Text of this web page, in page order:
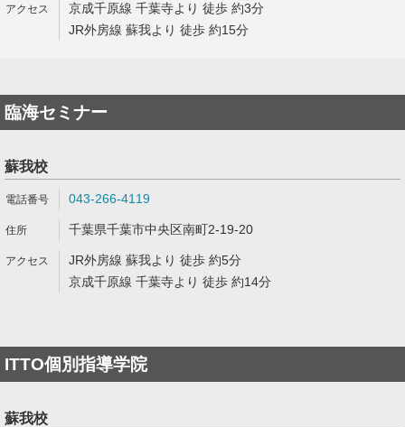
京成千原線 千葉寺より 徒歩 約3分
JR外房線 蘇我より 徒歩 約15分
臨海セミナー
蘇我校
043-266-4119
千葉県千葉市中央区南町2-19-20
JR外房線 蘇我より 徒歩 約5分
京成千原線 千葉寺より 徒歩 約14分
ITTO個別指導学院
蘇我校